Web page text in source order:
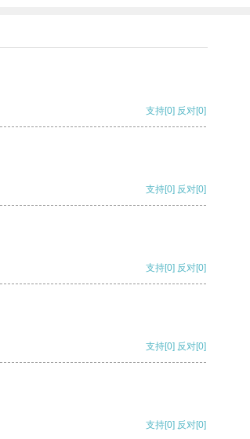
支持[0] 反对[0]
支持[0] 反对[0]
支持[0] 反对[0]
支持[0] 反对[0]
支持[0] 反对[0]